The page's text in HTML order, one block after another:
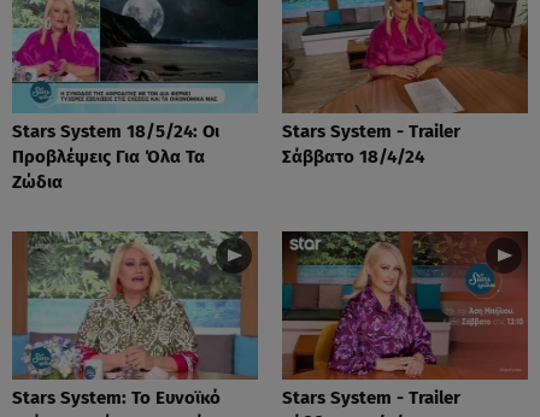
Stars System 18/5/24: Οι
Προβλέψεις Για Όλα Τα
Ζώδια
Stars System - Trailer
Σάββατο 18/4/24
Stars System: Το Ευνοϊκό
Stars System - Trailer